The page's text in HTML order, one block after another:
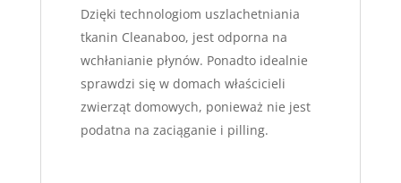
Dzięki technologiom uszlachetniania
tkanin Cleanaboo, jest odporna na
wchłanianie płynów. Ponadto idealnie
sprawdzi się w domach właścicieli
zwierząt domowych, ponieważ nie jest
podatna na zaciąganie i pilling.